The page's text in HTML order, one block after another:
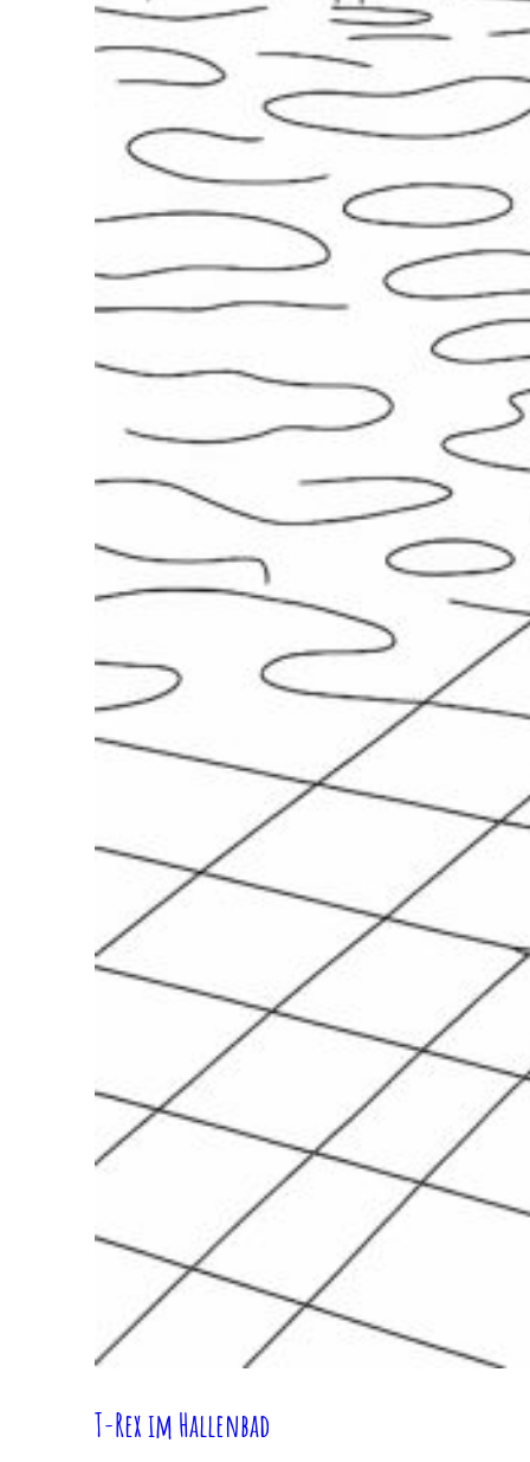
T-Rex im Hallenbad